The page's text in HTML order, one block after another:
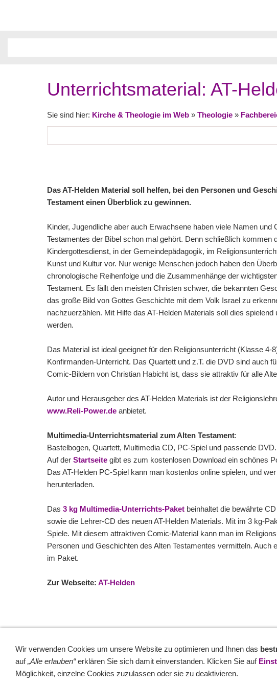
Unterrichtsmaterial: AT-
Sie sind hier: Kirche & Theologie im Web » Theologie »
Das AT-Helden Material soll helfen, bei den Personen und
Testament einen Überblick zu gewinnen.
Kinder, Jugendliche aber auch Erwachsene haben viele Namen und
Testamentes der Bibel schon mal gehört. Denn schließlich kommen
Kindergottesdienst, in der Gemeindepädagogik, im
Kunst und Kultur vor. Nur wenige Menschen jedoch haben den
chronologische Reihenfolge und die Zusammenhänge der
Testament. Es fällt den meisten Christen schwer, die bekannten
das große Bild von Gottes Geschichte mit dem Volk Israel zu
nachzuerzählen. Mit Hilfe das AT-Helden Materials soll dies spielend
werden.
Das Material ist ideal geeignet für den Religionsunterricht (Klasse
Konfirmanden-Unterricht. Das Quartett und z.T. die DVD sind auch
Comic-Bildern von Christian Habicht ist, dass sie attraktiv für alle
Autor und Herausgeber des AT-Helden Materials ist der
www.Reli-Power.de anbietet.
Multimedia-Unterrichtsmaterial zum Alten Testament:
Bastelbogen, Quartett, Multimedia CD, PC-Spiel und passende DVD.
Auf der Startseite gibt es zum kostenlosen Download ein schönes
Das AT-Helden PC-Spiel kann man kostenlos online spielen, und
herunterladen.
Das 3 kg Multimedia-Unterrichts-Paket beinhaltet die bewährte
sowie die Lehrer-CD des neuen AT-Helden Materials. Mit im 3 kg-
Spiele. Mit diesem attraktiven Comic-Material kann man im
Personen und Geschichten des Alten Testamentes vermitteln.
im Paket.
Zur Webseite: AT-Helden
SitemapNEWSletter
Wir verwenden Cookies um unsere Website zu optimieren und Ihnen das
auf„Alle erlauben“erklären Sie sich damit einverstanden. Klicken Sie auf
Möglichkeit, einzelne Cookies zuzulassen oder sie zu deaktivieren.